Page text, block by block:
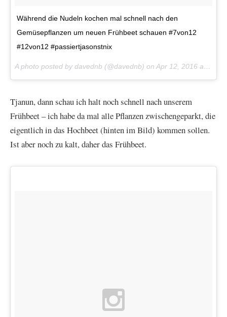
Während die Nudeln kochen mal schnell nach den
Gemüsepflanzen um neuen Frühbeet schauen #7von12
#12von12 #passiertjasonstnix
A photo posted by davednb (@davednb) on Apr 12, 2016 at 4:16am PDT
Tjanun, dann schau ich halt noch schnell nach unserem
Frühbeet – ich habe da mal alle Pflanzen zwischengeparkt, die
eigentlich in das Hochbeet (hinten im Bild) kommen sollen.
Ist aber noch zu kalt, daher das Frühbeet.